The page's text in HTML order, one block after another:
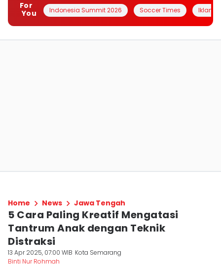
For
You
Indonesia Summit 2026 Soccer Times Iklanin
Home News Jawa Tengah
5 Cara Paling Kreatif Mengatasi
Tantrum Anak dengan Teknik
Distraksi
13 Apr 2025, 07:00 WIB Kota Semarang
Binti Nur Rohmah